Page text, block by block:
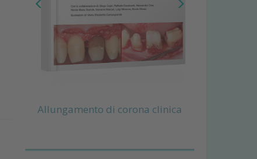
Allungamento di corona clinica